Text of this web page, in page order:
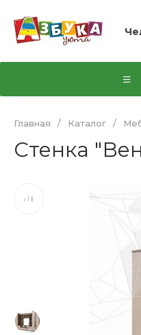
Главная / Каталог /
Стенка